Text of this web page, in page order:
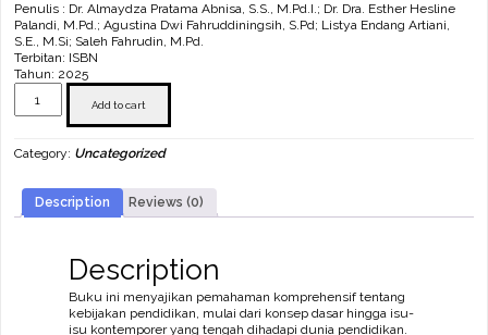
Penulis : Dr. Almaydza Pratama Abnisa, S.S., M.Pd.I.; Dr. Dra. Esther Hesline
Palandi, M.Pd.; Agustina Dwi Fahruddiningsih, S.Pd; Listya Endang Artiani,
S.E., M.Si; Saleh Fahrudin, M.Pd.
Terbitan: ISBN
Tahun: 2025
Kebijakan
Pendidikan
Add to cart
Category: Uncategorized
Description Reviews (0)
Description
Buku ini menyajikan pemahaman komprehensif tentang
kebijakan pendidikan, mulai dari konsep dasar hingga isu-
isu kontemporer yang tengah dihadapi dunia pendidikan.